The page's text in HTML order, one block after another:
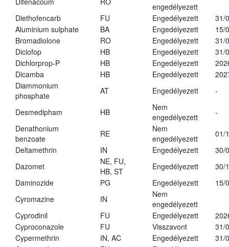
engedélyezett
Diethofencarb
FU Engedélyezett
31/
Aluminium sulphate
BA Engedélyezett
15/
Bromadiolone
RO Engedélyezett
31/
Diclofop
HB Engedélyezett
31/
Dichlorprop-P
HB Engedélyezett
Dicamba
HB Engedélyezett
Diammonium
phosphate
AT Engedélyezett -
Desmedipham HB
Nem
engedélyezett
-
Denathonium
benzoate
RE
Nem
engedélyezett
01/
Deltamethrin
IN Engedélyezett
30/
Dazomet
NE, FU,
HB, ST
Engedélyezett
30/
Daminozide
PG Engedélyezett
15/
Cyromazine
IN
Nem
engedélyezett
Cyprodinil
FU Engedélyezett
Cyproconazole
FU Visszavont
31/
Cypermethrin
IN, AC Engedélyezett
31/